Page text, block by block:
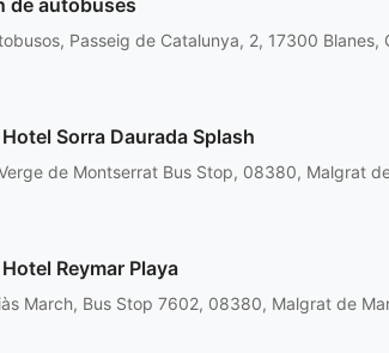
de autobuses
Passeig de Catalunya, 2, 17300 Blanes,
Sorra Daurada Splash
de Montserrat Bus Stop, 08380, Malgrat
Reymar Playa
March, Bus Stop 7602, 08380, Malgrat de